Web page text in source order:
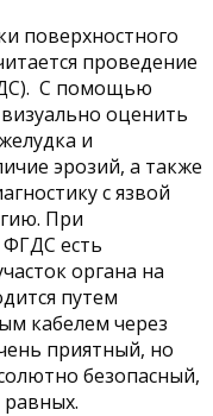
поверхностного
проведение
С помощью
оценить
и
эрозий, а также
с язвой
При
есть
органа на
путем
кабелем через
приятный, но
безопасный,